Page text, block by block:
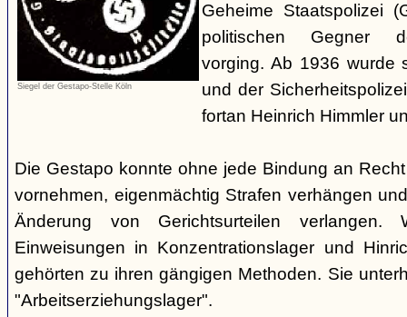
Siegel der Gestapo-Stelle Köln
Geheime Staatspolizei
politischen Gegner
vorging. Ab 1936 wurde
und der
fortan Heinrich Himmler
Die Gestapo konnte ohne jede Bindung an
vornehmen, eigenmächtig Strafen verhängen
Änderung von Gerichtsurteilen verlangen.
Einweisungen in Konzentrationslager und
gehörten zu ihren gängigen Methoden. Sie
"Arbeitserziehungslager".